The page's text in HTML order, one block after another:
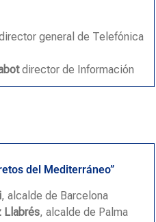
general de Telefónica
director de Información
del Mediterráneo”
, alcalde de Barcelona
Llabrés, alcalde de Palma